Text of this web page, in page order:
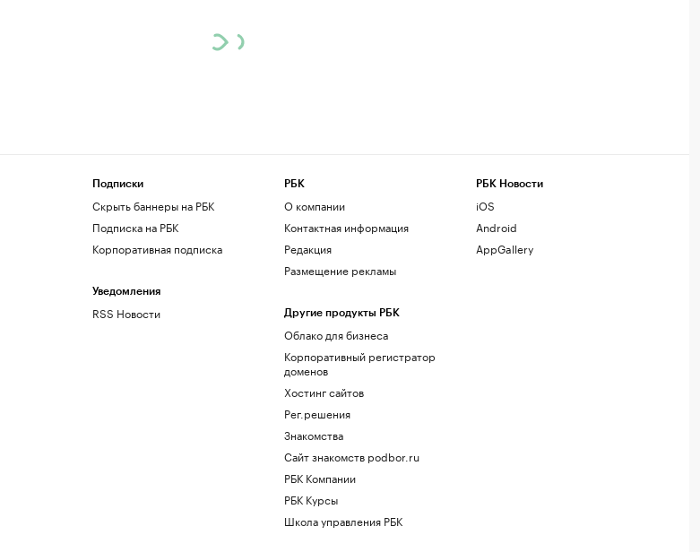
Подписки
Скрыть баннеры на РБК
Подписка на РБК
Корпоративная подписка
Уведомления
RSS Новости
РБК
О компании
Контактная информация
Редакция
Размещение рекламы
Другие продукты РБК
Облако для бизнеса
Корпоративный регистратор
доменов
Хостинг сайтов
Рег.решения
Знакомства
Сайт знакомств podbor.ru
РБК Компании
РБК Курсы
Школа управления РБК
РБК Новости
iOS
Android
AppGallery